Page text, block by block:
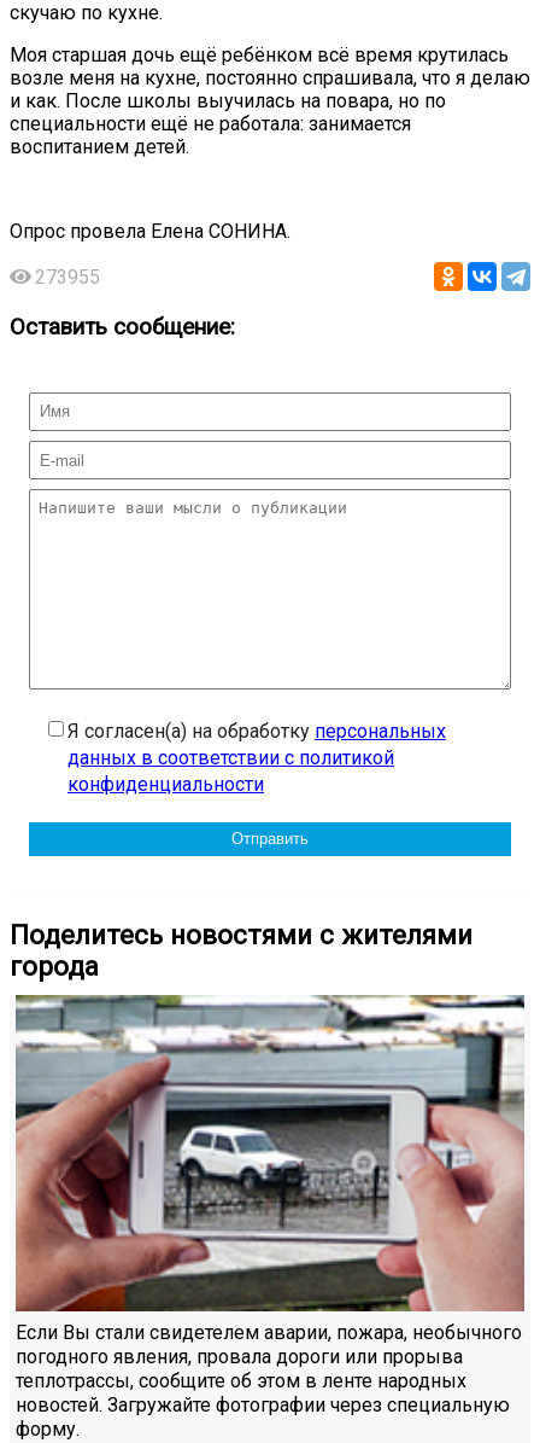
скучаю по кухне.
Моя старшая дочь ещё ребёнком всё время крутилась
возле меня на кухне, постоянно спрашивала, что я делаю
и как. После школы выучилась на повара, но по
специальности ещё не работала: занимается
воспитанием детей.
Опрос провела Елена СОНИНА.
273955
Оставить сообщение:
Я согласен(а) на обработку персональных
данных в соответствии с политикой
конфиденциальности
Поделитесь новостями с жителями
города
Если Вы стали свидетелем аварии, пожара, необычного
погодного явления, провала дороги или прорыва
теплотрассы, сообщите об этом в ленте народных
новостей. Загружайте фотографии через специальную
форму.